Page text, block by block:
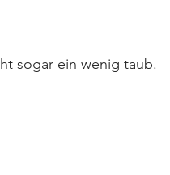
sogar ein wenig taub.